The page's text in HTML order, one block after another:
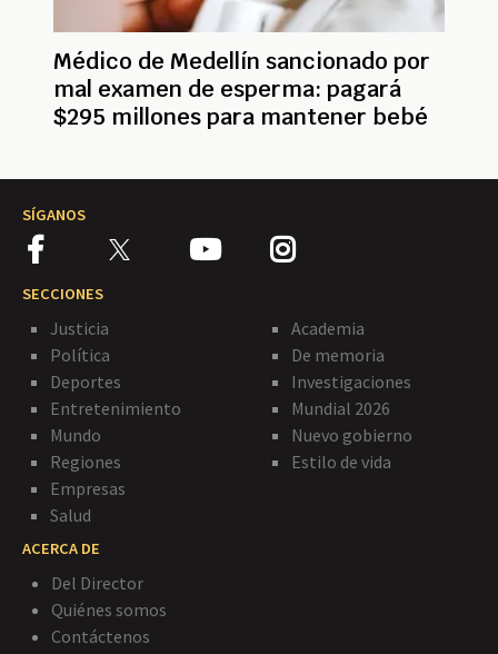
Médico de Medellín sancionado por
mal examen de esperma: pagará
$295 millones para mantener bebé
SÍGANOS
SECCIONES
Justicia
Política
Deportes
Entretenimiento
Mundo
Regiones
Empresas
Salud
Academia
De memoria
Investigaciones
Mundial 2026
Nuevo gobierno
Estilo de vida
ACERCA DE
Del Director
Quiénes somos
Contáctenos